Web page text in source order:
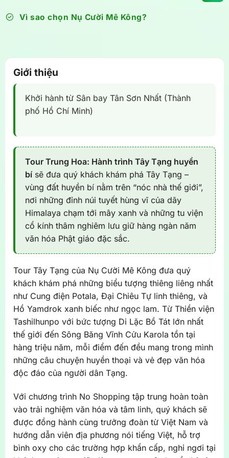
Vì sao chọn Nụ Cười Mê Kông?
Giới thiệu
Khởi hành từ Sân bay Tân Sơn Nhất (Thành
phố Hồ Chí Minh)
Tour Trung Hoa: Hành trình Tây Tạng huyền
bísẽ đưa quý khách khám phá Tây Tạng –
vùng đất huyền bí nằm trên “nóc nhà thế giới”,
nơi những đỉnh núi tuyết hùng vĩ của dãy
Himalaya chạm tới mây xanh và những tu viện
cổ kính thâm nghiêm lưu giữ hàng ngàn năm
văn hóa Phật giáo đặc sắc.
Tour Tây Tạng của Nụ Cười Mê Kông đưa quý
khách khám phá những biểu tượng thiêng liêng nhất
như Cung điện Potala, Đại Chiêu Tự linh thiêng, và
Hồ Yamdrok xanh biếc như ngọc lam. Từ Thiền viện
Tashilhunpo với bức tượng Di Lặc Bồ Tát lớn nhất
thế giới đến Sông Băng Vĩnh Cửu Karola tồn tại
hàng triệu năm, mỗi điểm đến đều mang trong mình
những câu chuyện huyền thoại và vẻ đẹp văn hóa
độc đáo của người dân Tạng.
Với chương trình No Shopping tập trung hoàn toàn
vào trải nghiệm văn hóa và tâm linh, quý khách sẽ
được đồng hành cùng trưởng đoàn từ Việt Nam và
hướng dẫn viên địa phương nói tiếng Việt, hỗ trợ
bình oxy cho các trường hợp khẩn cấp, nghỉ ngơi tại